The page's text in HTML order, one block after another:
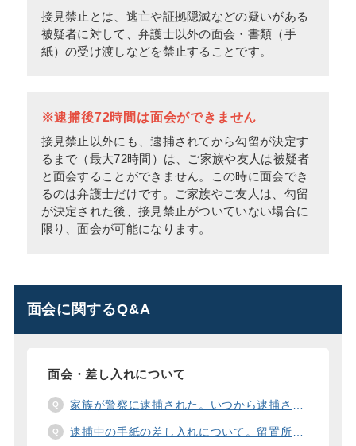
接見禁止とは、逃亡や証拠隠滅などの疑いがある
被疑者に対して、弁護士以外の面会・書類（手
紙）の受け渡しなどを禁止することです。
※逮捕後72時間は面会ができません
接見禁止以外にも、逮捕されてから勾留が決定す
るまで（最大72時間）は、ご家族や友人は被疑者
と面会することができません。この時に面会でき
るのは弁護士だけです。ご家族やご友人は、勾留
が決定された後、接見禁止がついていない場合に
限り、面会が可能になります。
面会に関するQ&A
面会・差し入れについて
家族が警察に逮捕された。いつから逮捕された家族と面会することができますか？
逮捕中の手紙の差し入れについて。留置所に手紙を送る際の宛先の書き方は？